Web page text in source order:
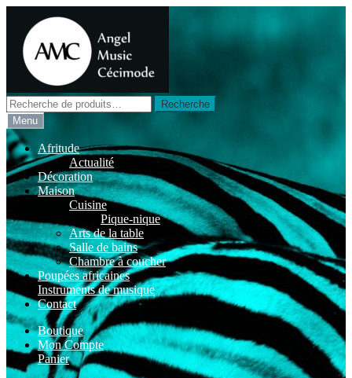
navigation
contenu
Recherche
pour :
Recherche
Menu
Afritude
Actualité
Décoration
Maison
Cuisine
Pique-nique
Arts de la table
Salle de bains
Chambre à coucher
Poupées africaines
Instruments de musique
Contact
Boutique
Mon Compte
Panier